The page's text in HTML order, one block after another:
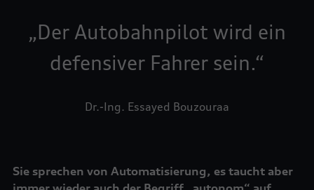
Der Autobahnpilot wird ein
defensiver Fahrer sein.
Dr.-Ing. Essayed Bouzouraa
Sie sprechen von Automatisierung, es taucht aber